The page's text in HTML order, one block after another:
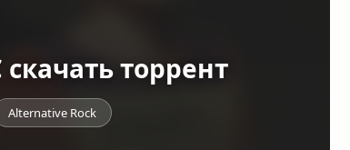
торрент
Alternative Rock